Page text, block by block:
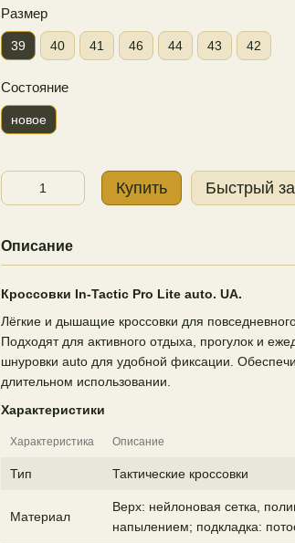
Размер
39 40 41 46 44 43 42
Состояние
новое
Купить Быстрый
Описание
Кроссовки In-Tactic Pro Lite auto. UA.
Лёгкие и дышащие кроссовки для
Подходят для активного отдыха, прогулок и
шнуровки auto для удобной фиксации.
длительном использовании.
Характеристики
Характеристика Описание
Тип Тактические кроссовки
Материал
Верх: нейлоновая сетка,
напылением; подкладка: